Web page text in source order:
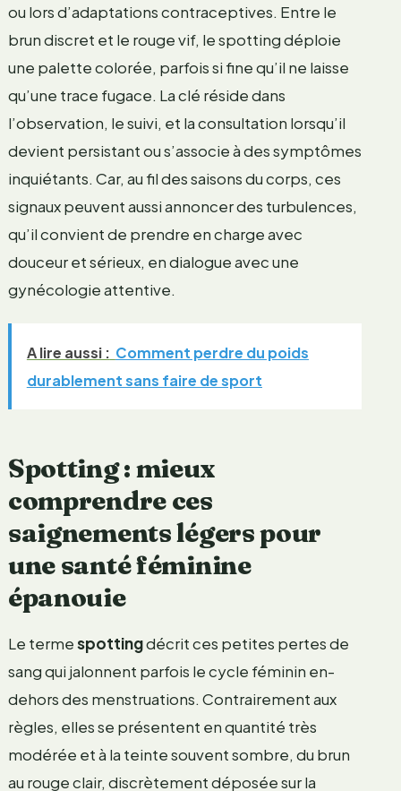
ou lors d’adaptations contraceptives. Entre le
brun discret et le rouge vif, le spotting déploie
une palette colorée, parfois si fine qu’il ne laisse
qu’une trace fugace. La clé réside dans
l’observation, le suivi, et la consultation lorsqu’il
devient persistant ou s’associe à des symptômes
inquiétants. Car, au fil des saisons du corps, ces
signaux peuvent aussi annoncer des turbulences,
qu’il convient de prendre en charge avec
douceur et sérieux, en dialogue avec une
gynécologie attentive.
A lire aussi : Comment perdre du poids
durablement sans faire de sport
Spotting : mieux
comprendre ces
saignements légers pour
une santé féminine
épanouie
Le termespottingdécrit ces petites pertes de
sang qui jalonnent parfois le cycle féminin en-
dehors des menstruations. Contrairement aux
règles, elles se présentent en quantité très
modérée et à la teinte souvent sombre, du brun
au rouge clair, discrètement déposée sur la